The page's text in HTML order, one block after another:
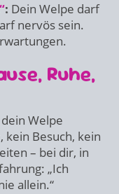
: Dein Welpe darf
nervös sein.
Ruhe,
Welpe
kein Besuch, kein
– bei dir, in
„Ich
allein.“